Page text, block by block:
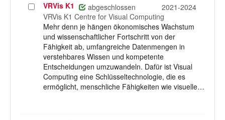
Projekt
auswählen
VRVis K1 abgeschlossen
2021-2024
VRVis K1 Centre for Visual Computing
Mehr denn je hängen ökonomisches Wachstum
und wissenschaftlicher Fortschritt von der
Fähigkeit ab, umfangreiche Datenmengen in
verstehbares Wissen und kompetente
Entscheidungen umzuwandeln. Dafür ist Visual
Computing eine Schlüsseltechnologie, die es
ermöglicht, menschliche Fähigkeiten wie visuelle…